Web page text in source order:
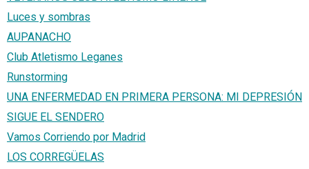
Luces y sombras
AUPANACHO
Club Atletismo Leganes
Runstorming
UNA ENFERMEDAD EN PRIMERA PERSONA: MI DEPRESIÓN
SIGUE EL SENDERO
Vamos Corriendo por Madrid
LOS CORREGÜELAS